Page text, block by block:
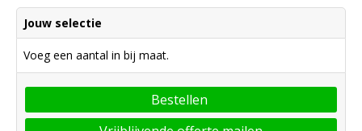
Jouw selectie
Voeg een aantal in bij maat.
Bestellen